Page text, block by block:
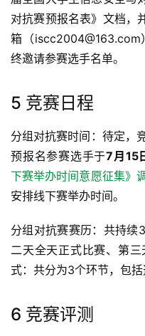
对抗赛预报名表》文档，
箱（
终邀请参赛选手名单。
5 竞赛日程
分组对抗赛时间：待定，
预报名参赛选手于7月15
下赛举办时间意愿征集》
安排线下赛举办时间。
分组对抗赛赛历：共持续
二天全天正式比赛、第
式：共分为3个环节，包括
6 竞赛评测